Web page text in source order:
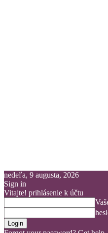
nedeľa, 9 augusta, 2026
Sign in
Vitajte! prihlásenie k účtu